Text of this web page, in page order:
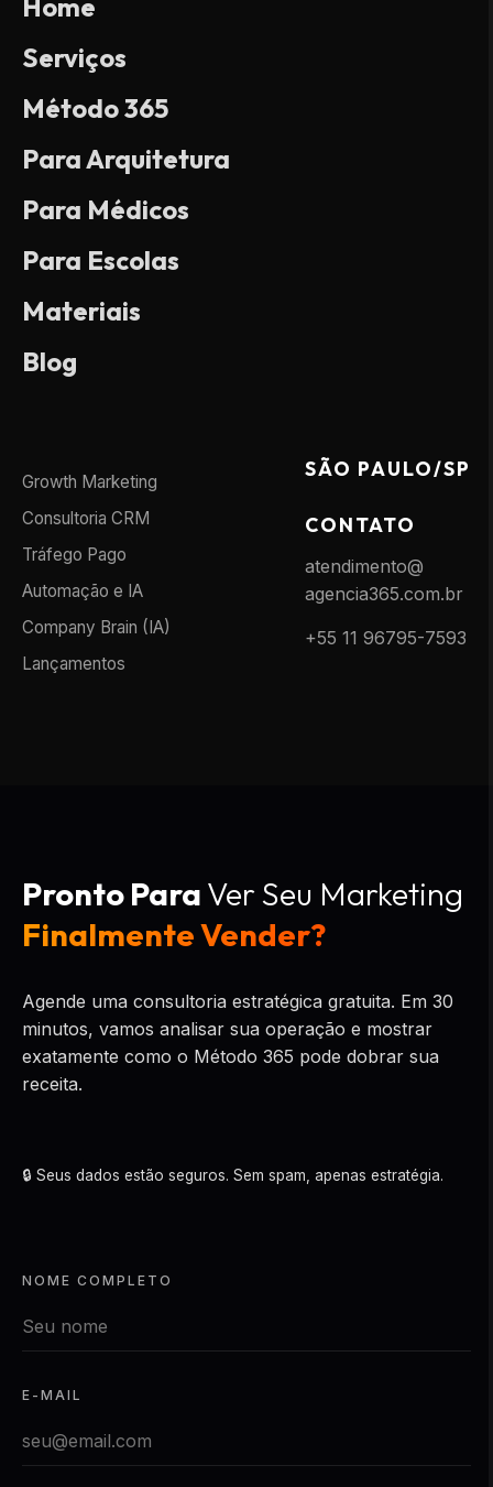
Home
Serviços
Método 365
Para Arquitetura
Para Médicos
Para Escolas
Materiais
Blog
Growth Marketing
Consultoria CRM
Tráfego Pago
Automação e IA
Company Brain (IA)
Lançamentos
SÃO PAULO/SP
CONTATO
atendimento@
agencia365.com.br
+55 11 96795-7593
Pronto ParaVer Seu Marketing
Finalmente Vender?
Agende uma consultoria estratégica gratuita. Em 30
minutos, vamos analisar sua operação e mostrar
exatamente como o Método 365 pode dobrar sua
receita.
🔒 Seus dados estão seguros. Sem spam, apenas estratégia.
NOME COMPLETO
E-MAIL